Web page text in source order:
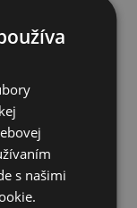
s našimi